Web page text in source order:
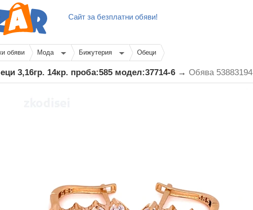
Сайт за безплатни обяви!
обяви Мода Бижутерия Обеци
3,16гр. 14кр. проба:585 модел:37714-6 → Обява 53883194